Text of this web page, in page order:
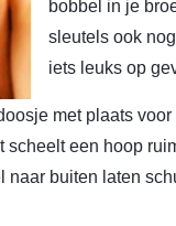
bobbel in je
sleutels ook
iets leuks op
met plaats
scheelt een hoop
naar buiten laten